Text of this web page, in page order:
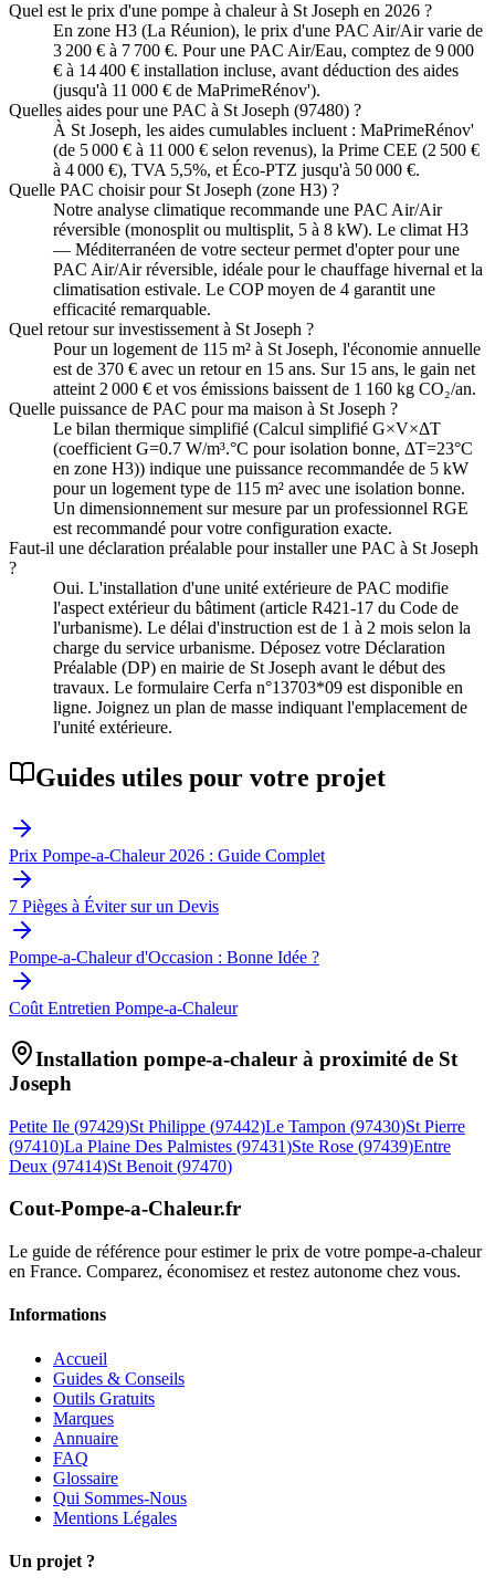
Quel est le prix d'une pompe à chaleur à St Joseph en 2026 ?
En zone H3 (La Réunion), le prix d'une PAC Air/Air varie de
3 200 € à 7 700 €. Pour une PAC Air/Eau, comptez de 9 000
€ à 14 400 € installation incluse, avant déduction des aides
(jusqu'à 11 000 € de MaPrimeRénov').
Quelles aides pour une PAC à St Joseph (97480) ?
À St Joseph, les aides cumulables incluent : MaPrimeRénov'
(de 5 000 € à 11 000 € selon revenus), la Prime CEE (2 500 €
à 4 000 €), TVA 5,5%, et Éco-PTZ jusqu'à 50 000 €.
Quelle PAC choisir pour St Joseph (zone H3) ?
Notre analyse climatique recommande une PAC Air/Air
réversible (monosplit ou multisplit, 5 à 8 kW). Le climat H3
— Méditerranéen de votre secteur permet d'opter pour une
PAC Air/Air réversible, idéale pour le chauffage hivernal et la
climatisation estivale. Le COP moyen de 4 garantit une
efficacité remarquable.
Quel retour sur investissement à St Joseph ?
Pour un logement de 115 m² à St Joseph, l'économie annuelle
est de 370 € avec un retour en 15 ans. Sur 15 ans, le gain net
atteint 2 000 € et vos émissions baissent de 1 160 kg CO₂/an.
Quelle puissance de PAC pour ma maison à St Joseph ?
Le bilan thermique simplifié (Calcul simplifié G×V×ΔT
(coefficient G=0.7 W/m³.°C pour isolation bonne, ΔT=23°C
en zone H3)) indique une puissance recommandée de 5 kW
pour un logement type de 115 m² avec une isolation bonne.
Un dimensionnement sur mesure par un professionnel RGE
est recommandé pour votre configuration exacte.
Faut-il une déclaration préalable pour installer une PAC à St Joseph
?
Oui. L'installation d'une unité extérieure de PAC modifie
l'aspect extérieur du bâtiment (article R421-17 du Code de
l'urbanisme). Le délai d'instruction est de 1 à 2 mois selon la
charge du service urbanisme. Déposez votre Déclaration
Préalable (DP) en mairie de St Joseph avant le début des
travaux. Le formulaire Cerfa n°13703*09 est disponible en
ligne. Joignez un plan de masse indiquant l'emplacement de
l'unité extérieure.
Guides utiles pour votre projet
Prix Pompe-a-Chaleur 2026 : Guide Complet
7 Pièges à Éviter sur un Devis
Pompe-a-Chaleur d'Occasion : Bonne Idée ?
Coût Entretien Pompe-a-Chaleur
Installation pompe-a-chaleur à proximité de St
Joseph
Petite Ile (97429)St Philippe (97442)Le Tampon (97430)St Pierre
(97410)La Plaine Des Palmistes (97431)Ste Rose (97439)Entre
Deux (97414)St Benoit (97470)
Cout-Pompe-a-Chaleur.fr
Le guide de référence pour estimer le prix de votre pompe-a-chaleur
en France. Comparez, économisez et restez autonome chez vous.
Informations
Accueil
Guides & Conseils
Outils Gratuits
Marques
Annuaire
FAQ
Glossaire
Qui Sommes-Nous
Mentions Légales
Un projet ?